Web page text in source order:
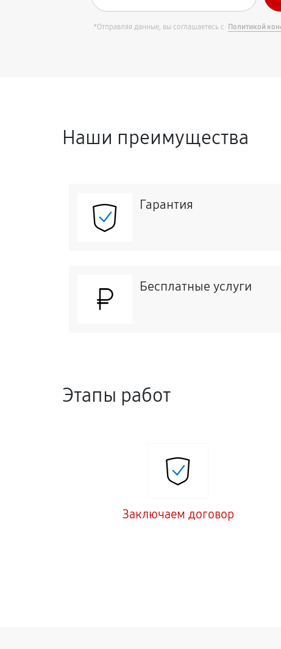
*Отправляя данные, вы соглашаетесь с Политикой
Наши преимущества
Гарантия
Бесплатные услуги
Этапы работ
Заключаем договор